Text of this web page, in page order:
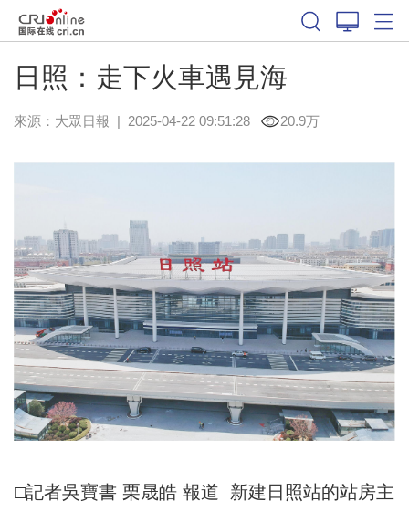
日照：走下火車遇見海
來源： 大眾日報 | 2025-04-22 09:51:28 20.9万
□記者吳寶書 栗晟皓 報道 新建日照站的站房主